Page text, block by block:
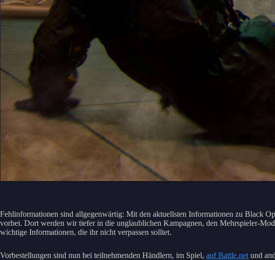
Fehlinformationen sind allgegenwärtig: Mit den aktuellsten Informationen zu Black
vorbei. Dort werden wir tiefer in die unglaublichen Kampagnen, den Mehrspieler-
wichtige Informationen, die ihr nicht verpassen solltet.
Vorbestellungen sind nun bei teilnehmenden Händlern, im Spiel, auf Battle.net und